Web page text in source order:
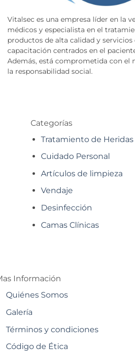
Vitalsec es una empresa líder en la
médicos y especialista en el
productos de alta calidad y servicios
capacitación centrados en el
Además, está comprometida con el
la responsabilidad social.
Categorías
Tratamiento de Heridas
Cuidado Personal
Artículos de limpieza
Vendaje
Desinfección
Camas Clínicas
Información
Quiénes Somos
Galería
Términos y condiciones
Código de Ética